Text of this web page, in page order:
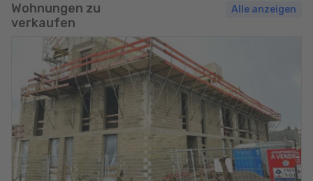
Wohnungen zu
verkaufen
Alle anzeigen